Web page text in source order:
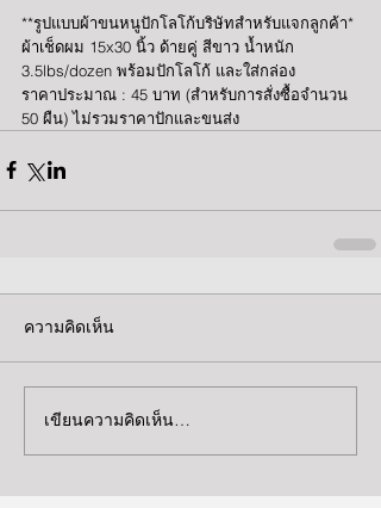
**รูปแบบผ้าขนหนูปักโลโก้บริษัทสำหรับแจกลูกค้า*
ผ้าเช็ดผม 15x30 นิ้ว ด้ายคู่ สีขาว น้ำหนัก
3.5lbs/dozen พร้อมปักโลโก้ และใส่กล่อง
ราคาประมาณ : 45 บาท (สำหรับการสั่งซื้อจำนวน
50 ผืน) ไม่รวมราคาปักและขนส่ง
ความคิดเห็น
เขียนความคิดเห็น…